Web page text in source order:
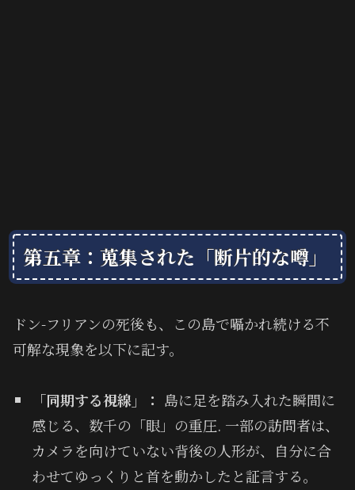
第五章：蒐集された「断片的な噂」
ドン-フリアンの死後も、この島で囁かれ続ける不
可解な現象を以下に記す。
「同期する視線」： 島に足を踏み入れた瞬間に
感じる、数千の「眼」の重圧. 一部の訪問者は、
カメラを向けていない背後の人形が、自分に合
わせてゆっくりと首を動かしたと証言する。